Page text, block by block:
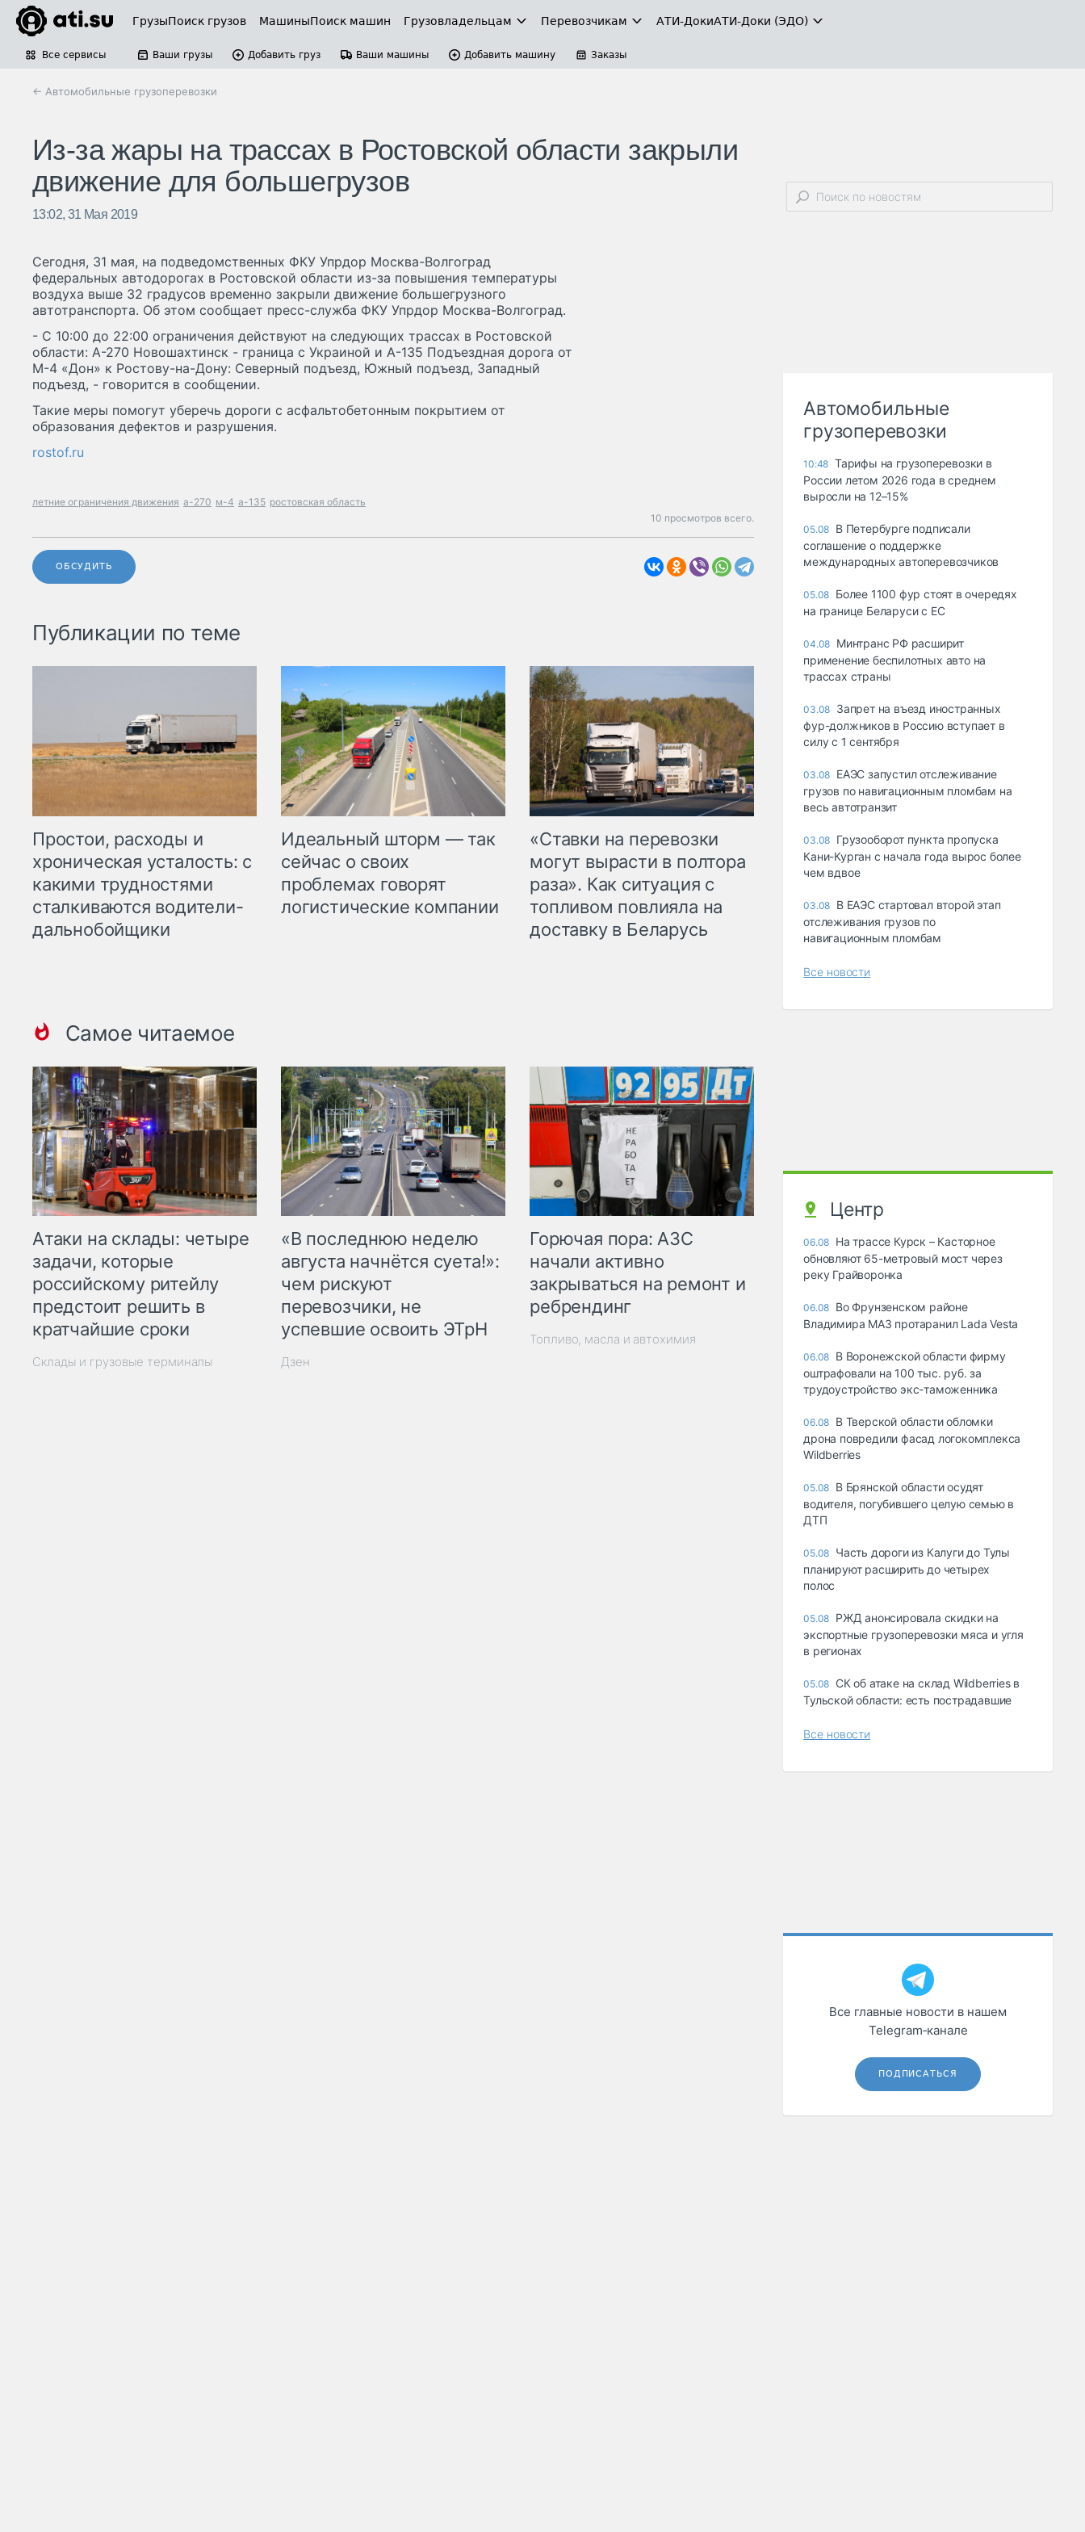
ГрузыПоиск грузов МашиныПоиск машин Грузовладельцам Перевозчикам АТИ-ДокиАТИ-Доки (ЭДО)
Все сервисы Ваши грузы Добавить груз Ваши машины Добавить машину Заказы
← Автомобильные грузоперевозки
Из-за жары на трассах в Ростовской области закрыли
движение для большегрузов
13:02, 31 Мая 2019
Сегодня, 31 мая, на подведомственных ФКУ Упрдор Москва-Волгоград
федеральных автодорогах в Ростовской области из-за повышения температуры
воздуха выше 32 градусов временно закрыли движение большегрузного
автотранспорта. Об этом сообщает пресс-служба ФКУ Упрдор Москва-Волгоград.
- С 10:00 до 22:00 ограничения действуют на следующих трассах в Ростовской
области: А-270 Новошахтинск - граница с Украиной и А-135 Подъездная дорога от
М-4 «Дон» к Ростову-на-Дону: Северный подъезд, Южный подъезд, Западный
подъезд, - говорится в сообщении.
Такие меры помогут уберечь дороги с асфальтобетонным покрытием от
образования дефектов и разрушения.
rostof.ru
летние ограничения движения а-270 м-4 а-135 ростовская область
10 просмотров всего.
ОБСУДИТЬ
Публикации по теме
Простои, расходы и
хроническая усталость: с
какими трудностями
сталкиваются водители-
дальнобойщики
Идеальный шторм — так
сейчас о своих
проблемах говорят
логистические компании
«Ставки на перевозки
могут вырасти в полтора
раза». Как ситуация с
топливом повлияла на
доставку в Беларусь
Самое читаемое
Атаки на склады: четыре
задачи, которые
российскому ритейлу
предстоит решить в
кратчайшие сроки
Склады и грузовые терминалы
«В последнюю неделю
августа начнётся суета!»:
чем рискуют
перевозчики, не
успевшие освоить ЭТрН
Дзен
Горючая пора: АЗС
начали активно
закрываться на ремонт и
ребрендинг
Топливо, масла и автохимия
Автомобильные
грузоперевозки
10:48 Тарифы на грузоперевозки в
России летом 2026 года в среднем
выросли на 12–15%
05.08 В Петербурге подписали
соглашение о поддержке
международных автоперевозчиков
05.08 Более 1100 фур стоят в очередях
на границе Беларуси с ЕС
04.08 Минтранс РФ расширит
применение беспилотных авто на
трассах страны
03.08 Запрет на въезд иностранных
фур-должников в Россию вступает в
силу с 1 сентября
03.08 ЕАЭС запустил отслеживание
грузов по навигационным пломбам на
весь автотранзит
03.08 Грузооборот пункта пропуска
Кани-Курган с начала года вырос более
чем вдвое
03.08 В ЕАЭС стартовал второй этап
отслеживания грузов по
навигационным пломбам
Все новости
Центр
06.08 На трассе Курск – Касторное
обновляют 65-метровый мост через
реку Грайворонка
06.08 Во Фрунзенском районе
Владимира МАЗ протаранил Lada Vesta
06.08 В Воронежской области фирму
оштрафовали на 100 тыс. руб. за
трудоустройство экс-таможенника
06.08 В Тверской области обломки
дрона повредили фасад логокомплекса
Wildberries
05.08 В Брянской области осудят
водителя, погубившего целую семью в
ДТП
05.08 Часть дороги из Калуги до Тулы
планируют расширить до четырех
полос
05.08 РЖД анонсировала скидки на
экспортные грузоперевозки мяса и угля
в регионах
05.08 СК об атаке на склад Wildberries в
Тульской области: есть пострадавшие
Все новости
Все главные новости в нашем
Telegram‑канале
ПОДПИСАТЬСЯ